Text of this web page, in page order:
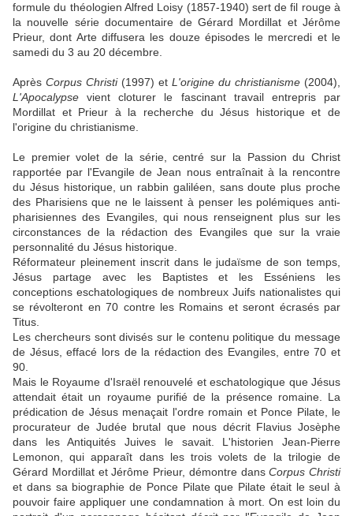
formule du théologien Alfred Loisy (1857-1940) sert de fil rouge à
la nouvelle série documentaire de Gérard Mordillat et Jérôme
Prieur, dont Arte diffusera les douze épisodes le mercredi et le
samedi du 3 au 20 décembre.
Après Corpus Christi(1997) et L'origine du christianisme (2004),
L'Apocalypse vient cloturer le fascinant travail entrepris par
Mordillat et Prieur à la recherche du Jésus historique et de
l'origine du christianisme.
Le premier volet de la série, centré sur la Passion du Christ
rapportée par l'Evangile de Jean nous entraînait à la rencontre
du Jésus historique, un rabbin galiléen, sans doute plus proche
des Pharisiens que ne le laissent à penser les polémiques anti-
pharisiennes des Evangiles, qui nous renseignent plus sur les
circonstances de la rédaction des Evangiles que sur la vraie
personnalité du Jésus historique.
Réformateur pleinement inscrit dans le judaïsme de son temps,
Jésus partage avec les Baptistes et les Esséniens les
conceptions eschatologiques de nombreux Juifs nationalistes qui
se révolteront en 70 contre les Romains et seront écrasés par
Titus.
Les chercheurs sont divisés sur le contenu politique du message
de Jésus, effacé lors de la rédaction des Evangiles, entre 70 et
90.
Mais le Royaume d'Israël renouvelé et eschatologique que Jésus
attendait était un royaume purifié de la présence romaine. La
prédication de Jésus menaçait l'ordre romain et Ponce Pilate, le
procurateur de Judée brutal que nous décrit Flavius Josèphe
dans les Antiquités Juives le savait. L'historien Jean-Pierre
Lemonon, qui apparaît dans les trois volets de la trilogie de
Gérard Mordillat et Jérôme Prieur, démontre dansCorpus Christi
et dans sa biographie de Ponce Pilate que Pilate était le seul à
pouvoir faire appliquer une condamnation à mort. On est loin du